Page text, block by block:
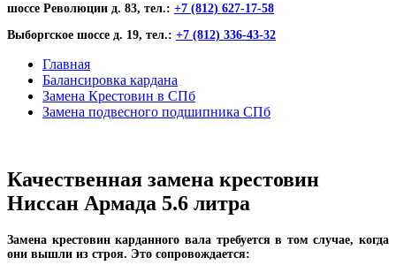
шоссе Революции д. 83, тел.: +7 (812) 627-17-58
Выборгское шоссе д. 19, тел.: +7 (812) 336-43-32
Главная
Балансировка кардана
Замена Крестовин в СПб
Замена подвесного подшипника СПб
Качественная замена крестовин
Ниссан Армада 5.6 литра
Замена крестовин карданного вала требуется в том случае, когда
они вышли из строя. Это сопровождается: